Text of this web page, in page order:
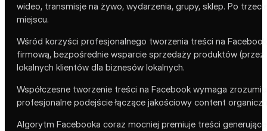
wideo, transmisje na żywo, wydarzenia, grupy, sklep. Po
miejscu.
Wśród korzyści profesjonalnego tworzenia treści na
firmową, bezpośrednie wsparcie sprzedaży produktów
lokalnych klientów dla biznesów lokalnych.
Współczesne tworzenie treści na Facebook wymaga
profesjonalne podejście łączące jakościowy content
Algorytm Facebooka coraz mocniej premiuje treści